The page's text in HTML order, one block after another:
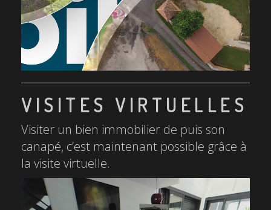
VISITES VIRTUELLES
Visiter un bien immobilier de puis son
canapé, c’est maintenant possible grâce à
la visite virtuelle.